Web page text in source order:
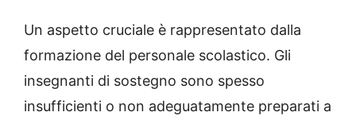
Un aspetto cruciale è rappresentato dalla
formazione del personale scolastico. Gli
insegnanti di sostegno sono spesso
insufficienti o non adeguatamente preparati a